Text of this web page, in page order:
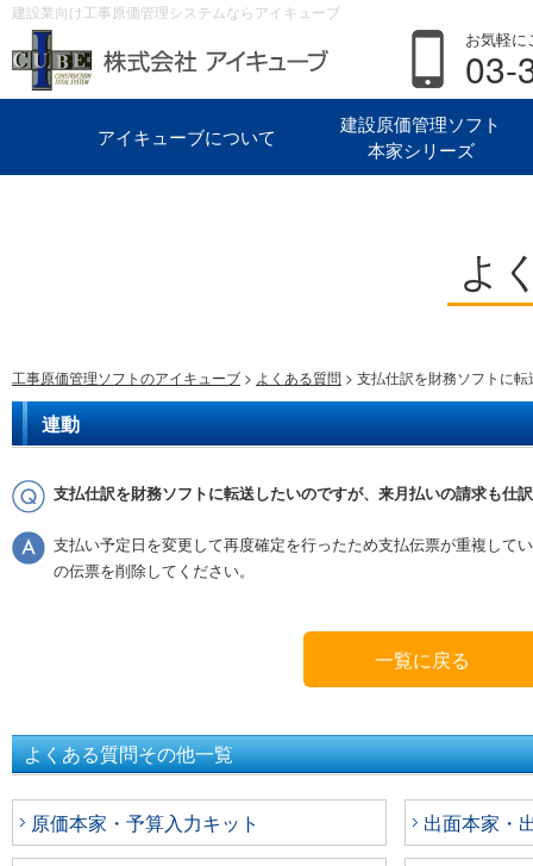
建設業向け工事原価管理システムならアイキューブ
お気軽に
03-
アイキューブについて
建設原価管理ソフト
本家シリーズ
よ
工事原価管理ソフトのアイキューブ > よくある質問 > 支払仕訳を財務ソフトに
連動
支払仕訳を財務ソフトに転送したいのですが、来月払いの請求も仕
支払い予定日を変更して再度確定を行ったため支払伝票が重複して
の伝票を削除してください。
一覧に戻る
よくある質問その他一覧
原価本家・予算入力キット 出面本家・